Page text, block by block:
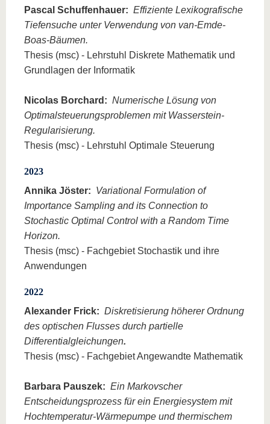
Pascal Schuffenhauer: Effiziente Lexikografische
Tiefensuche unter Verwendung von van-Emde-
Boas-Bäumen.
Thesis (msc) - Lehrstuhl Diskrete Mathematik und
Grundlagen der Informatik
Nicolas Borchard: Numerische Lösung von
Optimalsteuerungsproblemen mit Wasserstein-
Regularisierung.
Thesis (msc) - Lehrstuhl Optimale Steuerung
2023
Annika Jöster: Variational Formulation of
Importance Sampling and its Connection to
Stochastic Optimal Control with a Random Time
Horizon.
Thesis (msc) - Fachgebiet Stochastik und ihre
Anwendungen
2022
Alexander Frick: Diskretisierung höherer Ordnung
des optischen Flusses durch partielle
Differentialgleichungen.
Thesis (msc) - Fachgebiet Angewandte Mathematik
Barbara Pauszek: Ein Markovscher
Entscheidungsprozess für ein Energiesystem mit
Hochtemperatur-Wärmepumpe und thermischem